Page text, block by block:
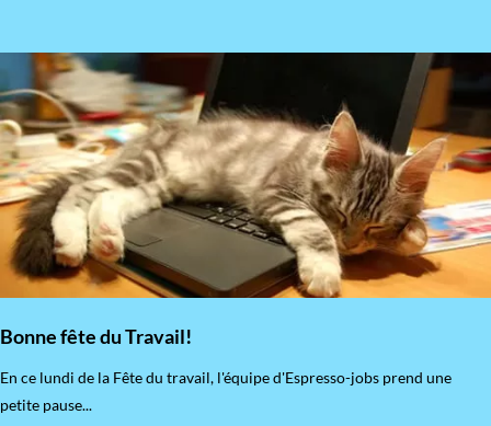
Bonne fête du Travail!
En ce lundi de la Fête du travail, l'équipe d'Espresso-jobs prend une
petite pause...